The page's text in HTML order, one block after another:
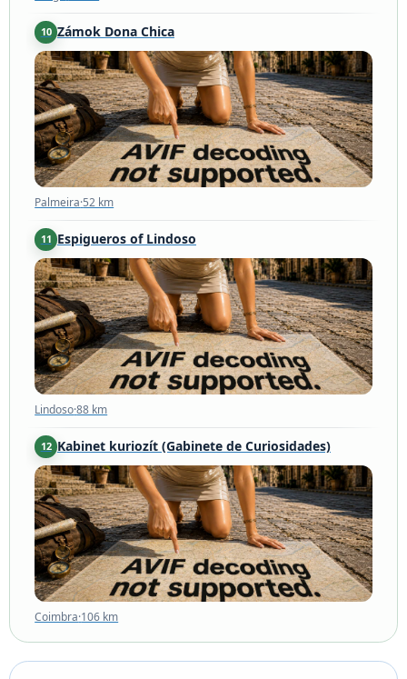
10 Zámok Dona Chica
Palmeira·52 km
Palmeira·52 km
11 Espigueros of Lindoso
Lindoso·88 km
Lindoso·88 km
12 Kabinet kuriozít (Gabinete de Curiosidades)
Coimbra·106 km
Coimbra·106 km